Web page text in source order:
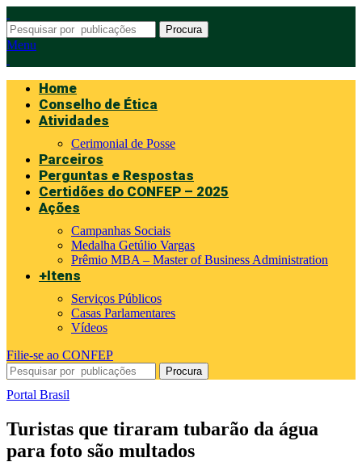
Procura
Menu
Home
Conselho de Ética
Atividades
Cerimonial de Posse
Parceiros
Perguntas e Respostas
Certidões do CONFEP – 2025
Ações
Campanhas Sociais
Medalha Getúlio Vargas
Prêmio MBA – Master of Business Administration
+Itens
Serviços Públicos
Casas Parlamentares
Vídeos
Filie-se ao CONFEP
Procura
Portal Brasil
Turistas que tiraram tubarão da água
para foto são multados